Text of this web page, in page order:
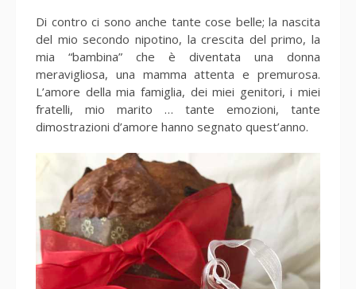
Di contro ci sono anche tante cose belle; la nascita
del mio secondo nipotino, la crescita del primo, la
mia “bambina” che è diventata una donna
meravigliosa, una mamma attenta e premurosa.
L’amore della mia famiglia, dei miei genitori, i miei
fratelli, mio marito … tante emozioni, tante
dimostrazioni d’amore hanno segnato quest’anno.